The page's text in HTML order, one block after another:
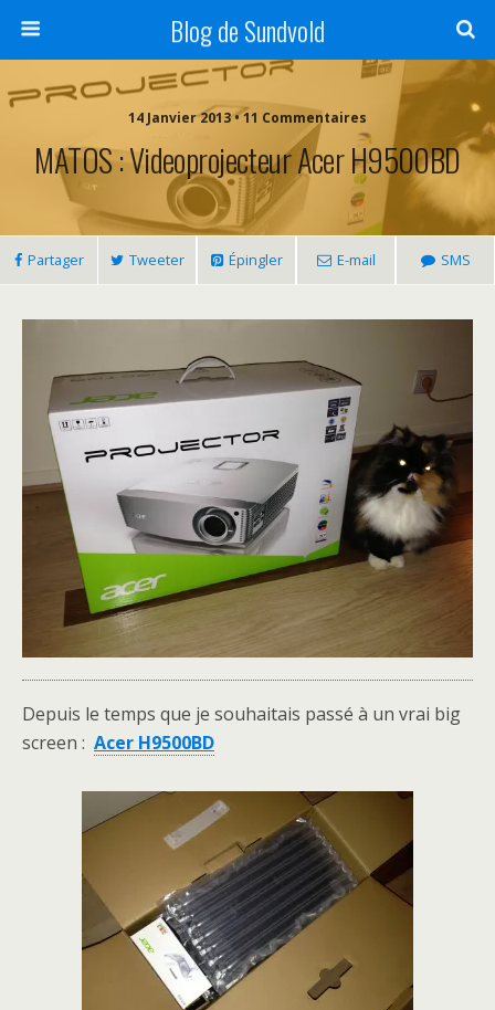
Blog de Sundvold
14 Janvier 2013 • 11 Commentaires
MATOS : Videoprojecteur Acer H9500BD
Partager Tweeter Épingler E-mail SMS
Depuis le temps que je souhaitais passé à un vrai big
screen : Acer H9500BD